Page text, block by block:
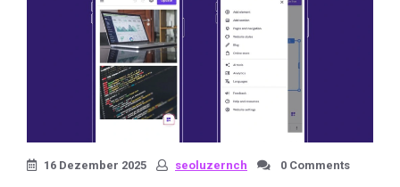
16 Dezember 2025 seoluzernch 0 Comments